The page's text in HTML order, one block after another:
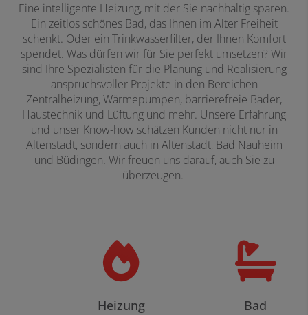
Eine intelligente Heizung, mit der Sie nachhaltig sparen.
Ein zeitlos schönes Bad, das Ihnen im Alter Freiheit
schenkt. Oder ein Trinkwasserfilter, der Ihnen Komfort
spendet. Was dürfen wir für Sie perfekt umsetzen? Wir
sind Ihre Spezialisten für die Planung und Realisierung
anspruchsvoller Projekte in den Bereichen
Zentralheizung, Wärmepumpen, barrierefreie Bäder,
Haustechnik und Lüftung und mehr. Unsere Erfahrung
und unser Know-how schätzen Kunden nicht nur in
Altenstadt, sondern auch in Altenstadt, Bad Nauheim
und Büdingen. Wir freuen uns darauf, auch Sie zu
überzeugen.
Heizung Bad